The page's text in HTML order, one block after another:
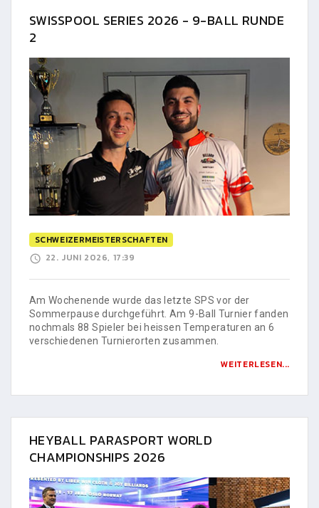
SWISSPOOL SERIES 2026 - 9-BALL RUNDE
2
SCHWEIZERMEISTERSCHAFTEN
22. JUNI 2026, 17:39
Am Wochenende wurde das letzte SPS vor der
Sommerpause durchgeführt. Am 9-Ball Turnier fanden
nochmals 88 Spieler bei heissen Temperaturen an 6
verschiedenen Turnierorten zusammen.
WEITERLESEN...
HEYBALL PARASPORT WORLD
CHAMPIONSHIPS 2026